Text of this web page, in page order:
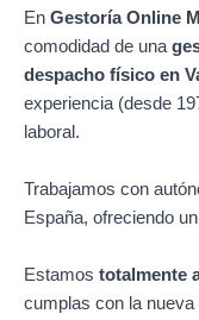
En Gestoría Online
comodidad de una
despacho físico en
experiencia (desde
laboral.
Trabajamos con
España, ofreciendo
Estamos totalmente
cumplas con la